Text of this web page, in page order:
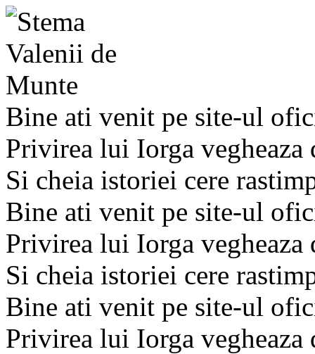
Bine ati venit pe site-ul
Privirea lui Iorga
Si cheia istoriei cere
Bine ati venit pe site-ul
Privirea lui Iorga
Si cheia istoriei cere
Bine ati venit pe site-ul
Privirea lui Iorga